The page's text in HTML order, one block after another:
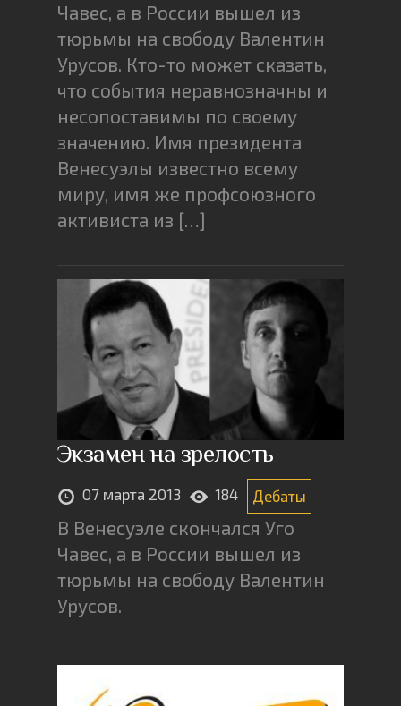
Чавес, а в России вышел из
тюрьмы на свободу Валентин
Урусов. Кто-то может сказать,
что события неравнозначны и
несопоставимы по своему
значению. Имя президента
Венесуэлы известно всему
миру, имя же профсоюзного
активиста из […]
Экзамен на зрелость
07 марта 2013 184 Дебаты
В Венесуэле скончался Уго
Чавес, а в России вышел из
тюрьмы на свободу Валентин
Урусов.